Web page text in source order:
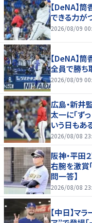
【DeNA】
できる力が
2026/08/09
【DeNA】
全員で勝ち
2026/08/09
広島・新井
太一に「ず
いう日もあ
サヨナラ負
2026/08/08
阪神・平田
右腕を激賞
問一答】
2026/08/08
【中日】マ